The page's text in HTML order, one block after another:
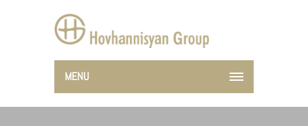
MENU